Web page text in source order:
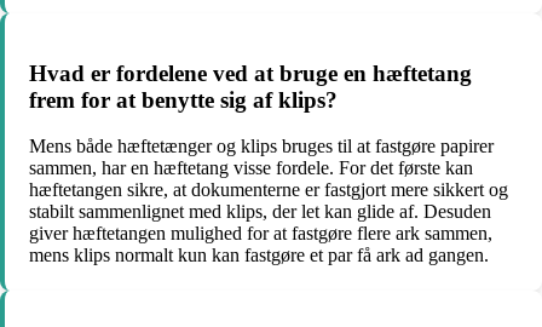
Hvad er fordelene ved at bruge en hæftetang
frem for at benytte sig af klips?
Mens både hæftetænger og klips bruges til at fastgøre papirer
sammen, har en hæftetang visse fordele. For det første kan
hæftetangen sikre, at dokumenterne er fastgjort mere sikkert og
stabilt sammenlignet med klips, der let kan glide af. Desuden
giver hæftetangen mulighed for at fastgøre flere ark sammen,
mens klips normalt kun kan fastgøre et par få ark ad gangen.